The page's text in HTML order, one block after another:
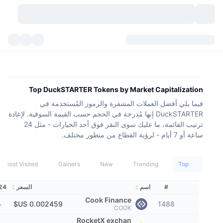
الفئات
فتح قفل التوكنات
نظرة عامة للسوق
السوق الفورية
بي إن بي خزائن
إشارات New
التريندات
مستكشف الميم
منصات التداول
منصة تداول مركزية:
منصة تداول لامركزية:
DEX API
Top DuckSTARTER Tokens by Market Capitalization
فيما يلي أفضل العملات المشفرة والرموز المُستخدمة في
DuckSTARTER إنها مُدرجة في الحجم حسب القيمة السوقية. لإعادة
ترتيب القائمة، ما عليك سوى النقر فوق أحد الخيارات - مثل 24
ساعة أو 7 أيام - لرؤية القطاع من منظور مختلف.
Top
Trending
New
Gainers
Most Visited
# اسم السعر 24
1488
Cook Finance
COOK
RocketX exchan